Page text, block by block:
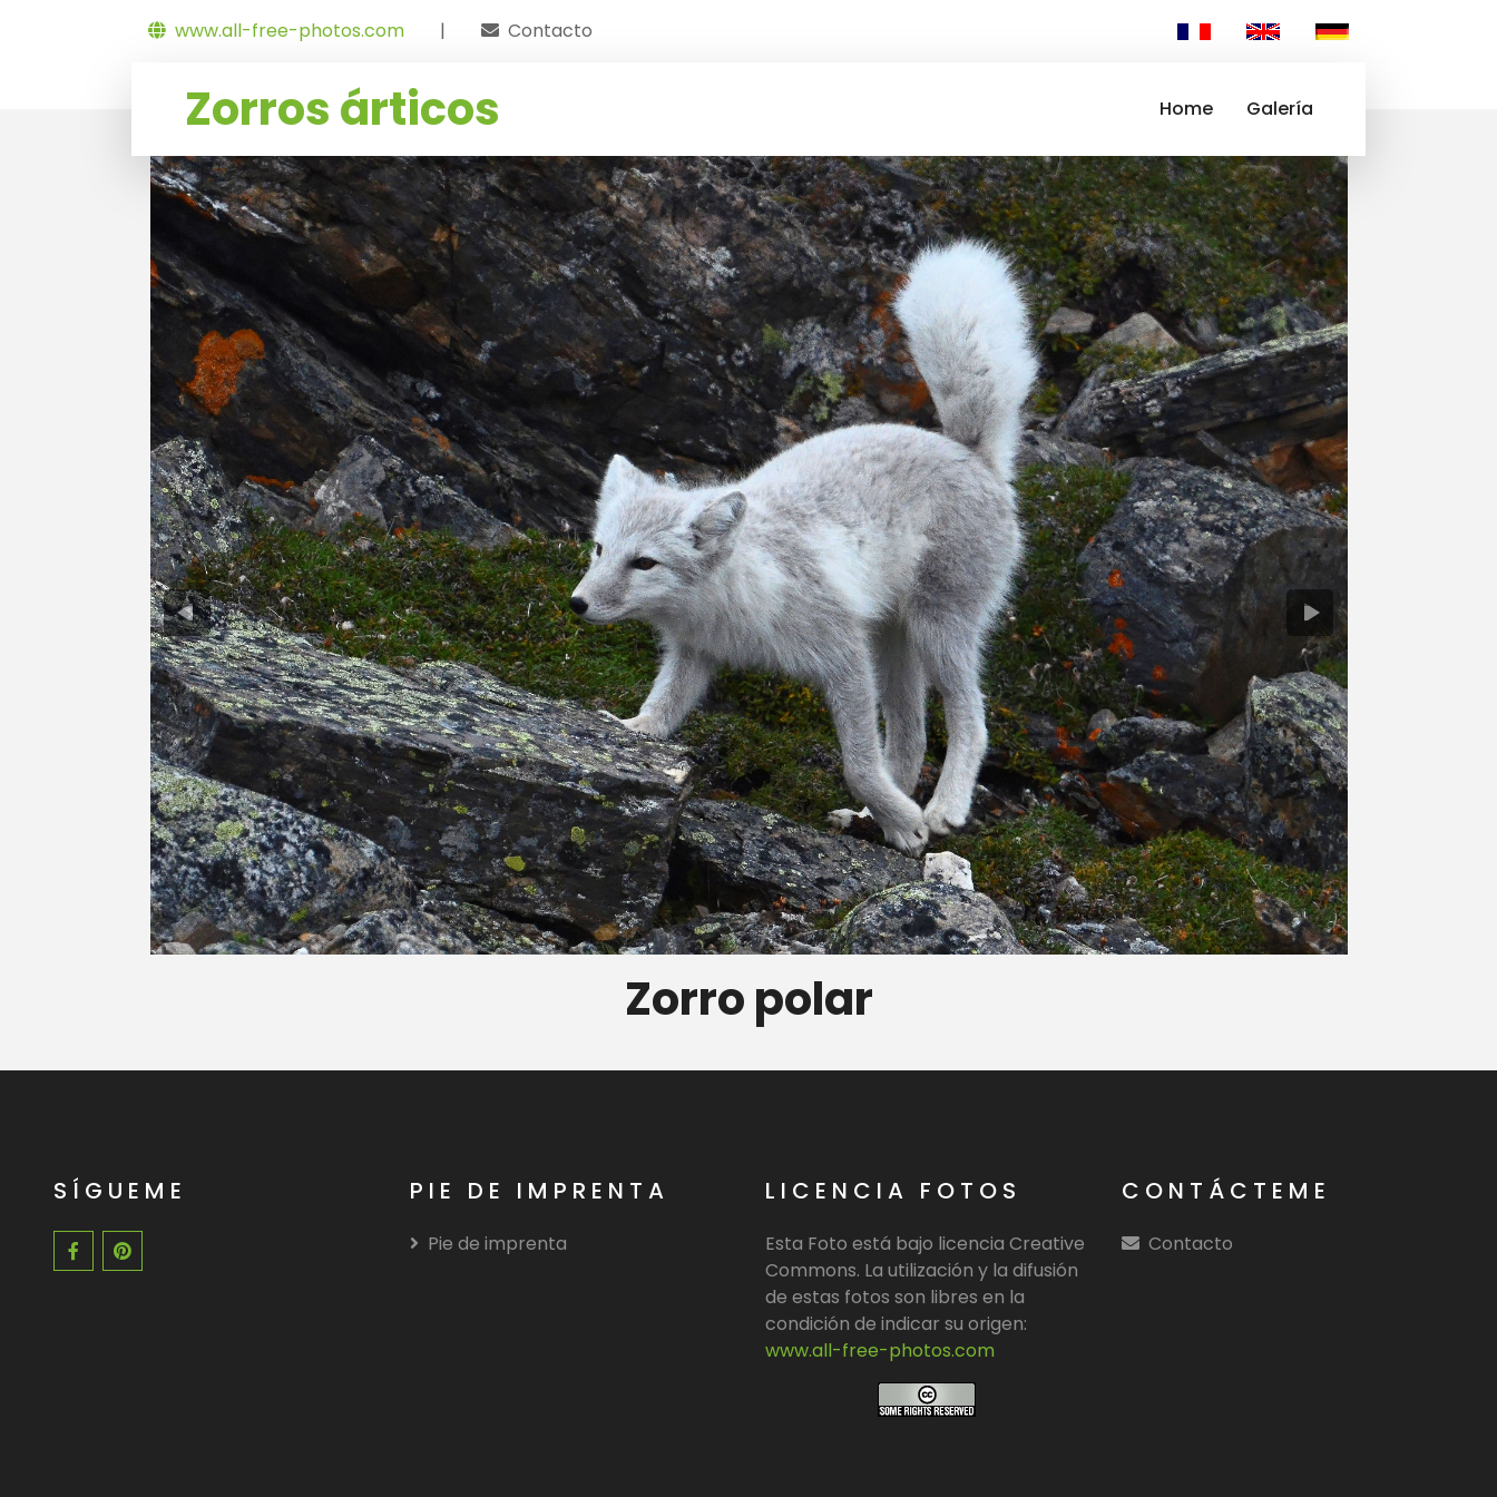
www.all-free-photos.com | Contacto
Zorros árticos Home Galería
Zorro polar
SÍGUEME PIE DE IMPRENTA
Pie de imprenta
LICENCIA FOTOS
Esta Foto está bajo licencia Creative
Commons. La utilización y la difusión
de estas fotos son libres en la
condición de indicar su origen:
www.all-free-photos.com
CONTÁCTEME
Contacto